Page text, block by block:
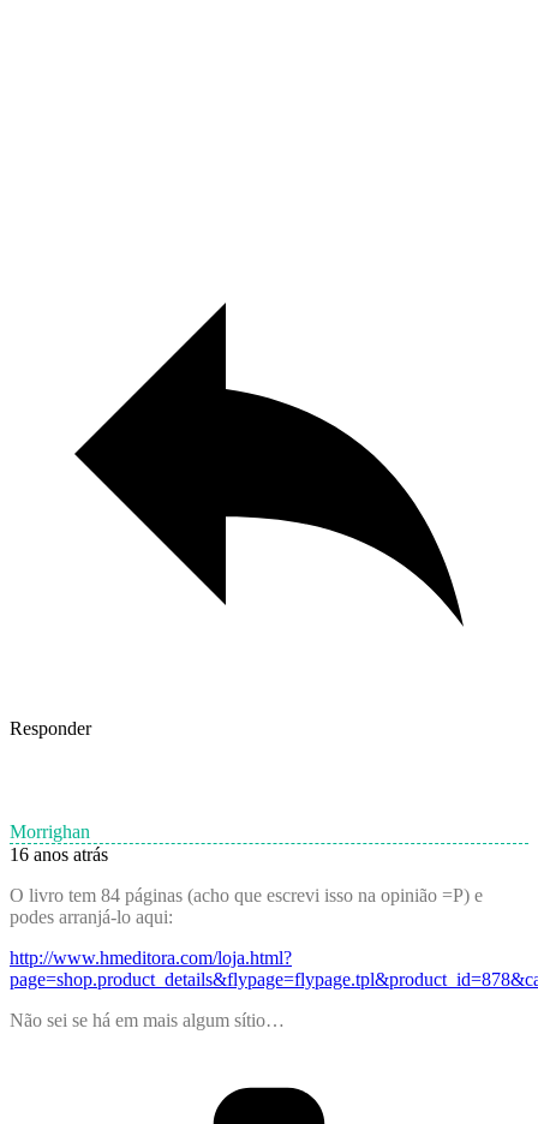
Responder
Morrighan
16 anos atrás
O livro tem 84 páginas (acho que escrevi isso na opinião =P) e
podes arranjá-lo aqui:
http://www.hmeditora.com/loja.html?
Não sei se há em mais algum sítio…